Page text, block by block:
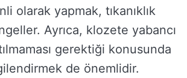
olarak yapmak, tıkanıklık
Ayrıca, klozete yabancı
gerektiği konusunda
de önemlidir.